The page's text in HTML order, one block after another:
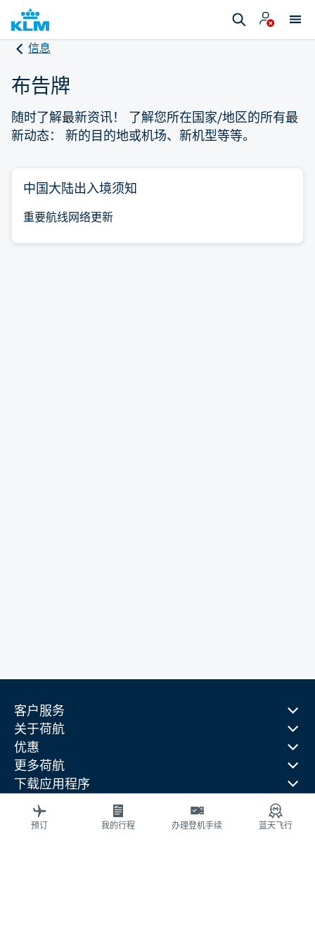
信息
布告牌
随时了解最新资讯！ 了解您所在国家/地区的所有最
新动态： 新的目的地或机场、新机型等等。
中国大陆出入境须知
重要航线网络更新
客户服务
关于荷航
优惠
更多荷航
下载应用程序
相关网站
旅行指南
预订 我的行程 办理登机手续 蓝天飞行